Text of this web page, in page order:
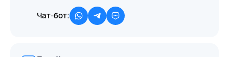
Чат-бот: